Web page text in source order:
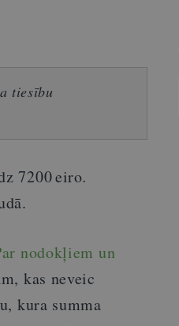
tiesību
7200 eiro.
nodokļiem un
kas neveic
kura summa